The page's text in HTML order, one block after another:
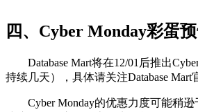
四、Cyber Monday彩蛋
Database Mart将在12/01后推出
持续几天），具体请关注Database Mart
Cyber Monday的优惠力度可能稍